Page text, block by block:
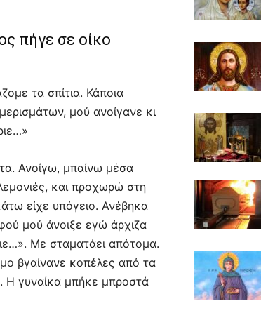
πήγε σε οίκο
τα σπίτια. Κάποια
μού ανοίγανε κι
Ανοίγω, μπαίνω μέσα
και προχωρώ στη
είχε υπόγειο. Ανέβηκα
μού άνοιξε εγώ άρχιζα
Με σταματάει απότομα.
βγαίνανε κοπέλες από τα
Η γυναίκα μπήκε μπροστά